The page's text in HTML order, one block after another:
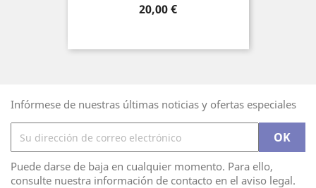
Precio
20,00 €
Infórmese de nuestras últimas noticias y ofertas especiales
Puede darse de baja en cualquier momento. Para ello,
consulte nuestra información de contacto en el aviso legal.